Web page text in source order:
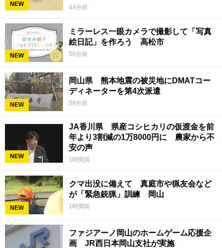
NEW 44分前
NEW
ミラーレス一眼カメラで撮影して「写真
絵日記」を作ろう 高松市
50分前
NEW
岡山県 熊本地震の被災地にDMATコー
ディネーターを第4次派遣
58分前
NEW
JA香川県 県産コシヒカリの仮渡金を前
年より3割減の1万8000円に 農家から不
安の声
1時間前
NEW
クマ出没に備えて 真庭市や猟友会など
が「緊急銃猟」訓練 岡山
1時間前
ファジアーノ岡山のホームゲーム応援企
画 JR西日本岡山支社が実施